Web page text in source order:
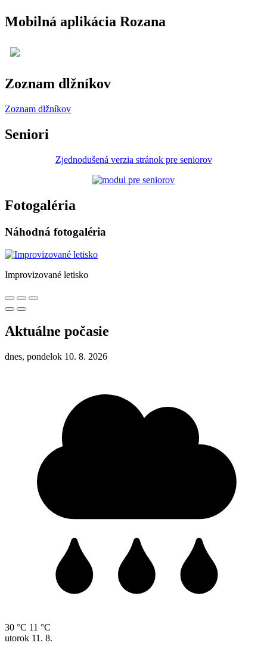
Mobilná aplikácia Rozana
Zoznam dlžníkov
Zoznam dlžníkov
Seniori
Zjednodušená verzia stránok pre seniorov
Fotogaléria
Náhodná fotogaléria
Improvizované letisko
Aktuálne počasie
dnes, pondelok 10. 8. 2026
30 °C 11 °C
utorok 11. 8.